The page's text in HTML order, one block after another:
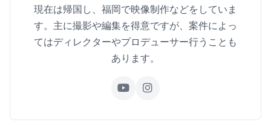
現在は帰国し、福岡で映像制作などをしていま
す。主に撮影や編集を得意ですが、案件によっ
てはディレクターやプロデューサー行うことも
あります。